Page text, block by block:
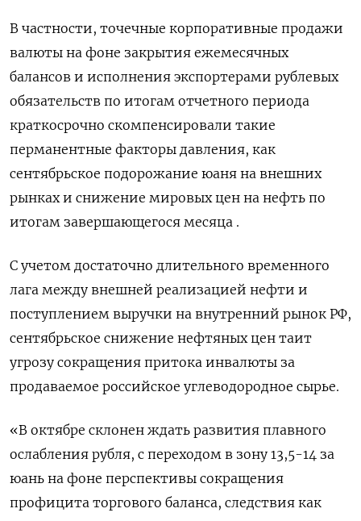
В частности, точечные корпоративные продажи
валюты на фоне закрытия ежемесячных
балансов и исполнения экспортерами рублевых
обязательств по итогам отчетного периода
краткосрочно скомпенсировали такие
перманентные факторы давления, как
сентябрьское подорожание юаня на внешних
рынках и снижение мировых цен на нефть по
итогам завершающегося месяца .
С учетом достаточно длительного временного
лага между внешней реализацией нефти и
поступлением выручки на внутренний рынок РФ,
сентябрьское снижение нефтяных цен таит
угрозу сокращения притока инвалюты за
продаваемое российское углеводородное сырье.
«В октябре склонен ждать развития плавного
ослабления рубля, с переходом в зону 13,5-14 за
юань на фоне перспективы сокращения
профицита торгового баланса, следствия как